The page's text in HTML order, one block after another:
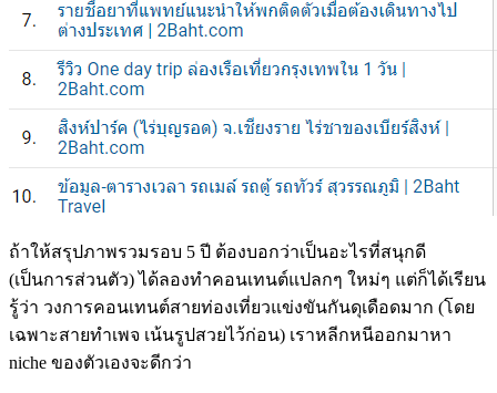
ถ้าให้สรุปภาพรวมรอบ 5 ปี ต้องบอกว่าเป็นอะไรที่สนุกดี
(เป็นการส่วนตัว) ได้ลองทำคอนเทนต์แปลกๆ ใหม่ๆ แต่ก็ได้เรียน
รู้ว่า วงการคอนเทนต์สายท่องเที่ยวแข่งขันกันดุเดือดมาก (โดย
เฉพาะสายทำเพจ เน้นรูปสวยไว้ก่อน) เราหลีกหนีออกมาหา
niche ของตัวเองจะดีกว่า